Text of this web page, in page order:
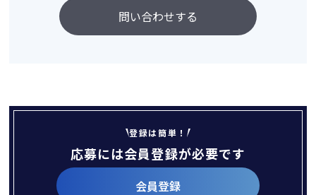
問い合わせする
登録は簡単！
応募には会員登録が必要です
会員登録